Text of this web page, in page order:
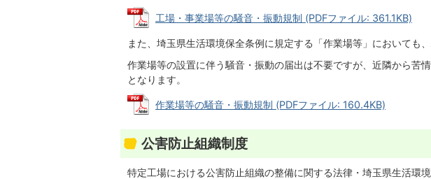
工場・事業場等の騒音・振動規制 (PDFファイル: 361.1KB)
また、埼玉県生活環境保全条例に規定する「作業場等」においても
作業場等の設置に伴う騒音・振動の届出は不要ですが、近隣から苦
となります。
作業場等の騒音・振動規制 (PDFファイル: 160.4KB)
公害防止組織制度
特定工場における公害防止組織の整備に関する法律・埼玉県生活環